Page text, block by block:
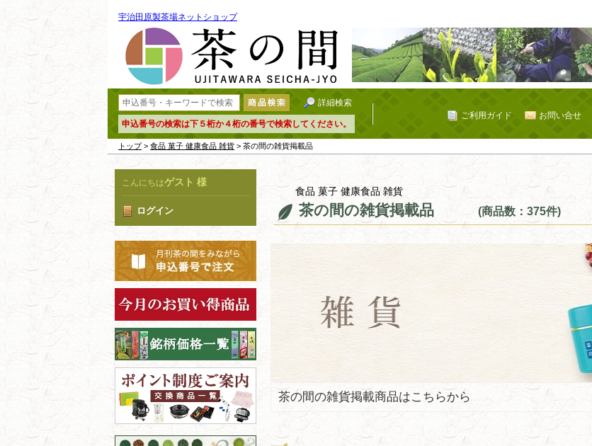
宇治田原製茶場ネットショップ
詳細検索
申込番号の検索は下５桁か４桁の番号で検索してください。
お問い合せ
ご利用ガイド
トップ> 食品 菓子 健康食品 雑貨 > 茶の間の雑貨掲載品
こんにちはゲスト 様
ログイン
食品 菓子 健康食品 雑貨
茶の間の雑貨掲載品 (商品数：375件)
茶の間の雑貨掲載商品はこちらから